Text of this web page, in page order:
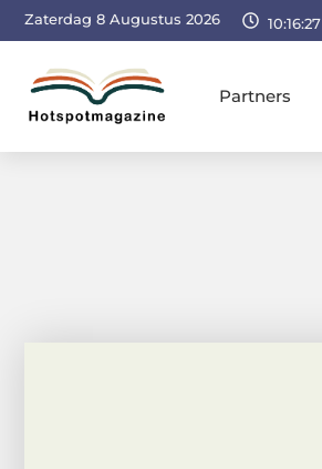
Zaterdag 8 Augustus 2026 10:16:28
Partners